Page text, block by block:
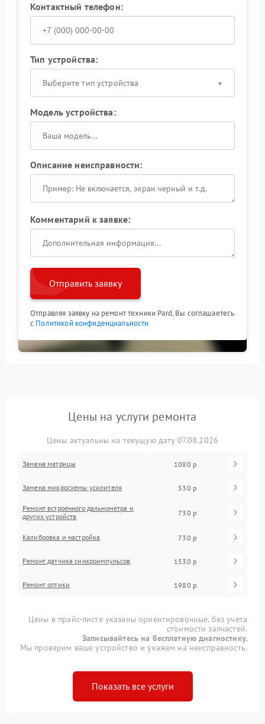
Контактный телефон:
Тип устройства:
Выберите тип устройства
Модель устройства:
Описание неисправности:
Комментарий к заявке:
Отправить заявку
Отправляя заявку на ремонт техники Pard, Вы соглашаетесь
с Политикой конфиденциальности
Цены на услуги ремонта
Цены актуальны на текущую дату 07.08.2026
Замена матрицы 1080 р
Замена микросхемы усилителя 530 р
Ремонт встроенного дальнометра и
других устройств
730 р
Калибровка и настройка 730 р
Ремонт датчика синхроимпульсов 1530 р
Ремонт оптики 1980 р
Цены в прайс-листе указаны ориентировочные, без учета
стоимости запчастей.
Записывайтесь на бесплатную диагностику.
Мы проверим ваше устройство и укажем на неисправность.
Показать все услуги